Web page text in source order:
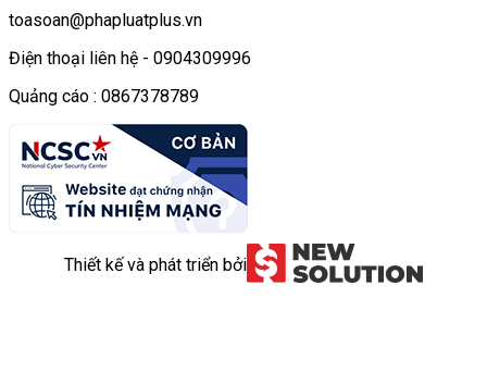
toasoan@phapluatplus.vn
Điện thoại liên hệ - 0904309996
Quảng cáo : 0867378789
Thiết kế và phát triển bởi